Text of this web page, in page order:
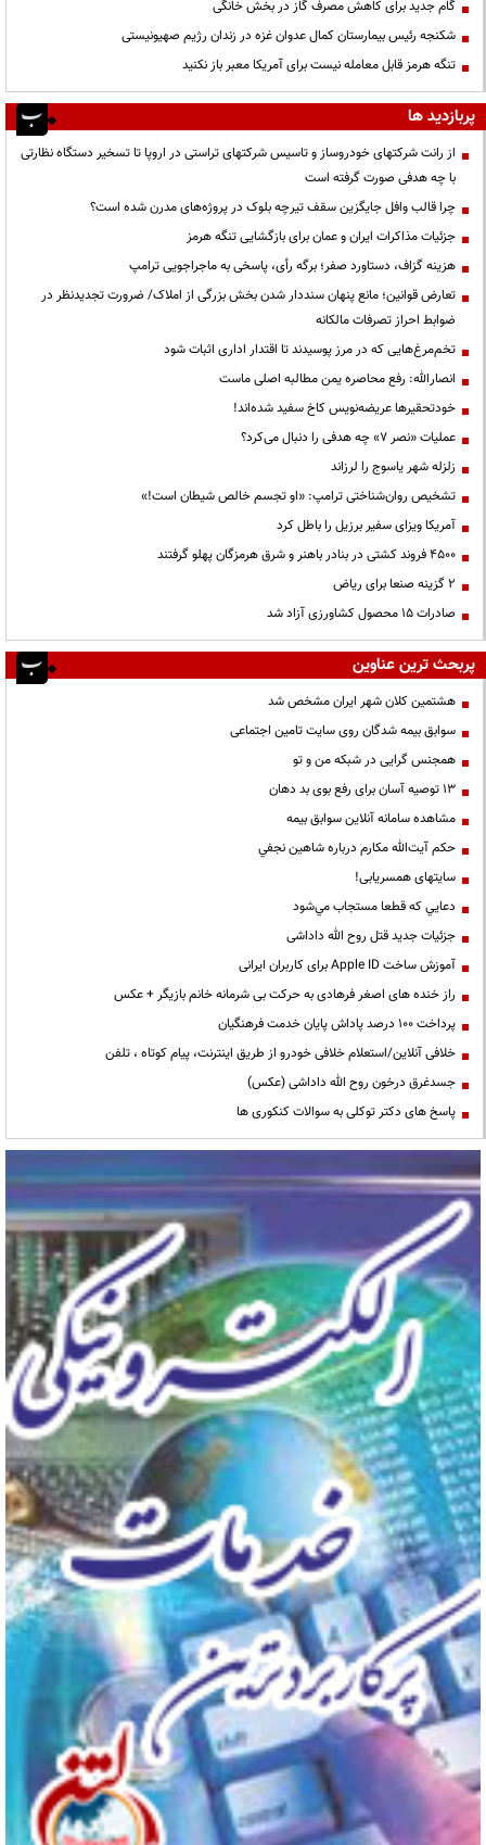
گام جدید برای کاهش مصرف گاز در بخش خانگی
شکنجه رئیس بیمارستان کمال عدوان غزه در زندان رژیم صهیونیستی
تنگه هرمز قابل معامله نیست برای آمریکا معبر باز نکنید
پربازدید ها
از رانت‌ شرکتهای خودروساز و تاسیس شرکتهای تراستی در اروپا تا تسخیر دستگاه نظارتی
با چه هدفی صورت گرفته است
چرا قالب وافل جایگزین سقف تیرچه بلوک در پروژه‌های مدرن شده است؟
جزئیات مذاکرات ایران و عمان برای بازگشایی تنگه هرمز
هزینه گزاف، دستاورد صفر؛ برگه رأی، پاسخی به ماجراجویی ترامپ
تعارض قوانین؛ مانع پنهان سنددار شدن بخش بزرگی از املاک/ ضرورت تجدیدنظر در
ضوابط احراز تصرفات مالکانه
تخم‌مرغ‌هایی که در مرز پوسیدند تا اقتدار اداری اثبات شود
انصارالله: رفع محاصره یمن مطالبه اصلی ماست
خودتحقیرها عریضه‌نویس کاخ سفید شده‌اند!
عملیات «نصر ۷» چه هدفی را دنبال می‌کرد؟
زلزله شهر یاسوج را لرزاند
تشخیص روان‌شناختی ترامپ: «او تجسم خالص شیطان است!»
آمریکا ویزای سفیر برزیل را باطل کرد
۴۵۰۰ فروند کشتی در بنادر باهنر و شرق هرمزگان پهلو گرفتند
۲ گزینه صنعا برای ریاض
صادرات ۱۵ محصول کشاورزی آزاد شد
پربحث ترین عناوین
هشتمین کلان شهر ایران مشخص شد
سوابق بیمه شدگان روی سایت تامین اجتماعی
همجنس گرایی در شبکه من و تو
13 توصیه آسان برای رفع بوی بد دهان
مشاهده سامانه آنلاين سوابق بیمه
حكم آيت‌الله مكارم درباره شاهين نجفي
سایتهای همسریابی!
دعايي كه قطعا مستجاب مي‌شود
جزئیات جدید قتل روح الله داداشی
آموزش ساخت Apple ID برای کاربران ایرانی
راز خنده های اصغر فرهادی به حرکت بی شرمانه خانم بازیگر + عکس
پرداخت ۱۰۰ درصد پاداش پایان خدمت فرهنگیان
خلافی آنلاین/استعلام خلافی خودرو از طریق اینترنت، پیام کوتاه ، تلفن
جسدغرق درخون روح الله داداشی (عکس)
پاسخ های دکتر توکلی به سوالات کنکوری ها